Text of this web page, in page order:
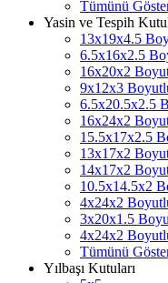
Tümünü
Yasin ve Tespih
13x19x4.5
6.5x16x2.5
16x20x2
9x12x3
6.5x20.5x2.5
16x24x2
15.5x17x2.5
13x17x2
14x17x2
10.5x14.5x2
4x24x2
3x20x1.5
4x24x2
Tümünü
Yılbaşı Kutuları